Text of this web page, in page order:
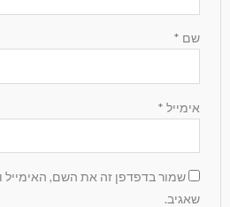
שם*
אימייל*
שמור בדפדפן זה את השם, האימייל
שאגיב.